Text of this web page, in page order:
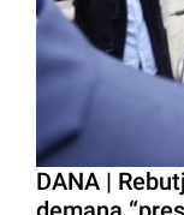
DANA |